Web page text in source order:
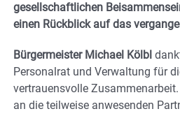
gesellschaftlichen
einen Rückblick auf das
Bürgermeister Michael Kölbl
Personalrat und Verwaltung für
vertrauensvolle
an die teilweise anwesenden